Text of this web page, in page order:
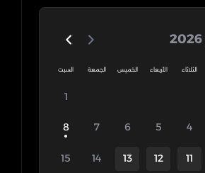
2026
الثلاثاء الأربعاء الخميس الجمعة السبت
1
4
5
6
7
8
11
12
13
14
15